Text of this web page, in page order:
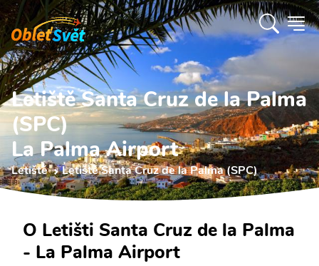
Letiště Santa Cruz de la Palma
(SPC)
La Palma Airport
Letiště Letiště Santa Cruz de la Palma (SPC)
O Letišti Santa Cruz de la Palma
- La Palma Airport